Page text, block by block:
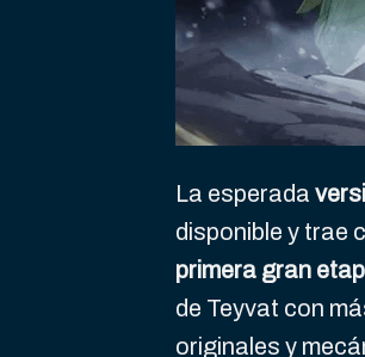
La esperada
disponible y trae
primera gran
de Teyvat con
originales y